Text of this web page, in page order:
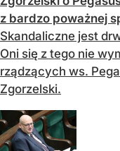
z bardzo poważnej
Skandaliczne jest
Oni się z tego nie
rządzących ws.
Zgorzelski.